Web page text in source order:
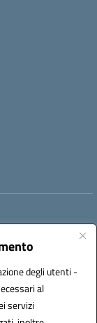
degli utenti -
al
servizi